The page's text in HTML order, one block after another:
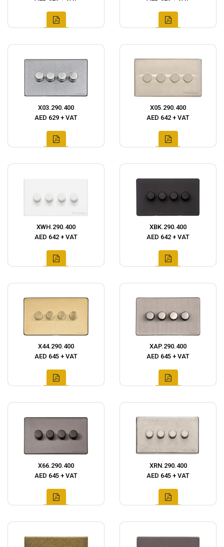
X03.290.400
AED 629 + VAT
X05.290.400
AED 642 + VAT
XWH.290.400
AED 642 + VAT
XBK.290.400
AED 642 + VAT
X44.290.400
AED 645 + VAT
XAP.290.400
AED 645 + VAT
X66.290.400
AED 645 + VAT
XRN.290.400
AED 645 + VAT